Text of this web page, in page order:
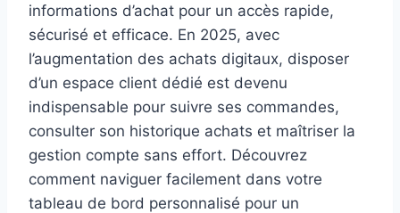
informations d’achat pour un accès rapide,
sécurisé et efficace. En 2025, avec
l’augmentation des achats digitaux, disposer
d’un espace client dédié est devenu
indispensable pour suivre ses commandes,
consulter son historique achats et maîtriser la
gestion compte sans effort. Découvrez
comment naviguer facilement dans votre
tableau de bord personnalisé pour un